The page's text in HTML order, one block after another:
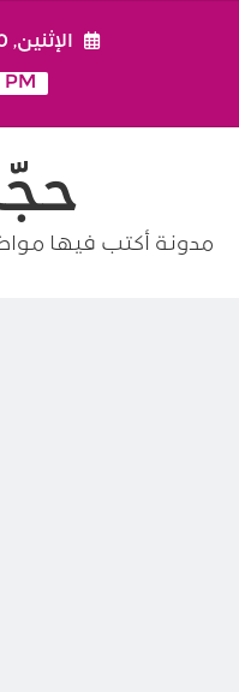
الإثنين, 10 أغسطس 2026
PM
مدونة أكتب فيها